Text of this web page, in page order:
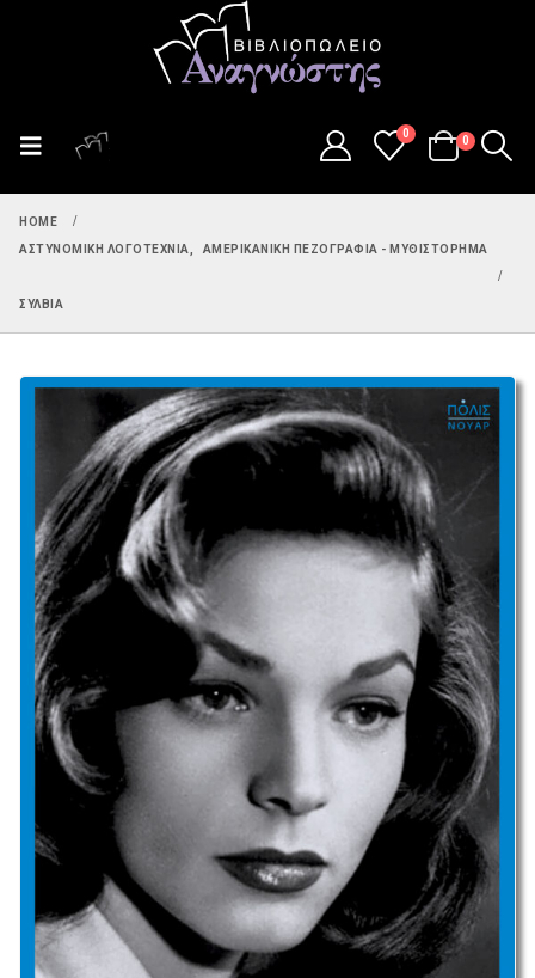
0
0
HOME
ΑΣΤΥΝΟΜΙΚΉ ΛΟΓΟΤΕΧΝΊΑ, ΑΜΕΡΙΚΑΝΙΚΉ ΠΕΖΟΓΡΑΦΊΑ - ΜΥΘΙΣΤΌΡΗΜΑ
ΣΎΛΒΙΑ